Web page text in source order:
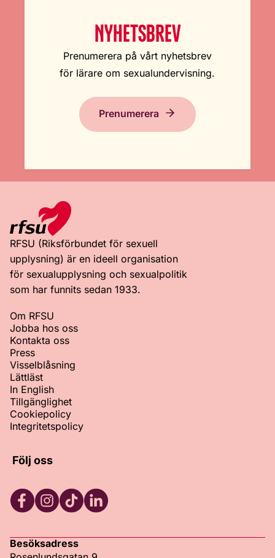
NYHETSBREV
Prenumerera på vårt nyhetsbrev
för lärare om sexualundervisning.
Prenumerera
RFSU (Riksförbundet för sexuell
upplysning) är en ideell organisation
för sexualupplysning och sexualpolitik
som har funnits sedan 1933.
Om RFSU
Jobba hos oss
Kontakta oss
Press
Visselblåsning
Lättläst
In English
Tillgänglighet
Cookiepolicy
Integritetspolicy
Följ oss
Besöksadress